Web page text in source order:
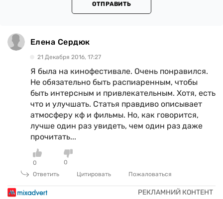
ОТПРАВИТЬ
Елена Сердюк
21 Декабря 2016, 17:27
Я была на кинофестивале. Очень понравился.
Не обязательно быть распиаренным, чтобы
быть интерсным и привлекательным. Хотя, есть
что и улучшать. Статья правдиво описывает
атмосферу кф и фильмы. Но, как говорится,
лучше один раз увидеть, чем один раз даже
прочитать...
0
0
Ответить
Цитировать Пожаловаться